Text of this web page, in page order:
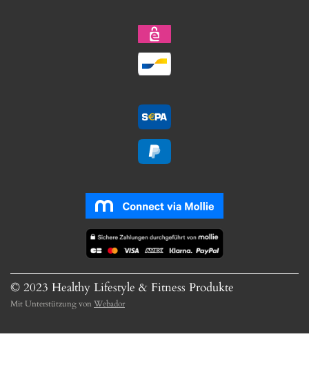
© 2023 Healthy Lifestyle & Fitness Produkte
Mit Unterstützung von Webador